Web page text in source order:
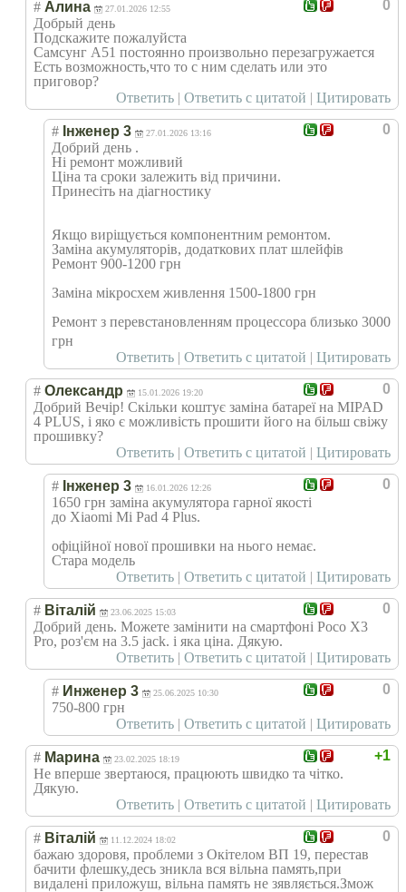
0
# Алина 27.01.2026 12:55
Добрый день
Подскажите пожалуйста
Самсунг А51 постоянно произвольно перезагружается
Есть возможность,что то с ним сделать или это
приговор?
Ответить | Ответить с цитатой | Цитировать
0
# Інженер 3 27.01.2026 13:16
Добрий день .
Ні ремонт можливий
Ціна та сроки залежить від причини.
Принесіть на діагностику
Якщо виріщується компонентним ремонтом.
Заміна акумуляторів, додаткових плат шлейфів
Ремонт 900-1200 грн
Заміна мікросхем живлення 1500-1800 грн
Ремонт з перевстановленням процессора близько 3000
грн
Ответить | Ответить с цитатой | Цитировать
0
# Олександр 15.01.2026 19:20
Добрий Вечір! Скільки коштує заміна батареї на MIPAD
4 PLUS, і яко є можливість прошити його на більш свіжу
прошивку?
Ответить | Ответить с цитатой | Цитировать
0
# Інженер 3 16.01.2026 12:26
1650 грн заміна акумулятора гарної якості
до Xiaomi Mi Pad 4 Plus.
офіційної нової прошивки на нього немає.
Стара модель
Ответить | Ответить с цитатой | Цитировать
0
# Віталій 23.06.2025 15:03
Добрий день. Можете замінити на смартфоні Poco X3
Pro, роз'єм на 3.5 jack. і яка ціна. Дякую.
Ответить | Ответить с цитатой | Цитировать
0
# Инженер 3 25.06.2025 10:30
750-800 грн
Ответить | Ответить с цитатой | Цитировать
+1
# Марина 23.02.2025 18:19
Не вперше звертаюся, працюють швидко та чітко.
Дякую.
Ответить | Ответить с цитатой | Цитировать
0
# Віталій 11.12.2024 18:02
бажаю здоровя, проблеми з Окітелом ВП 19, перестав
бачити флешку,десь зникла вся вільна память,при
видалені приложуш, вільна память не зявляється.Змож